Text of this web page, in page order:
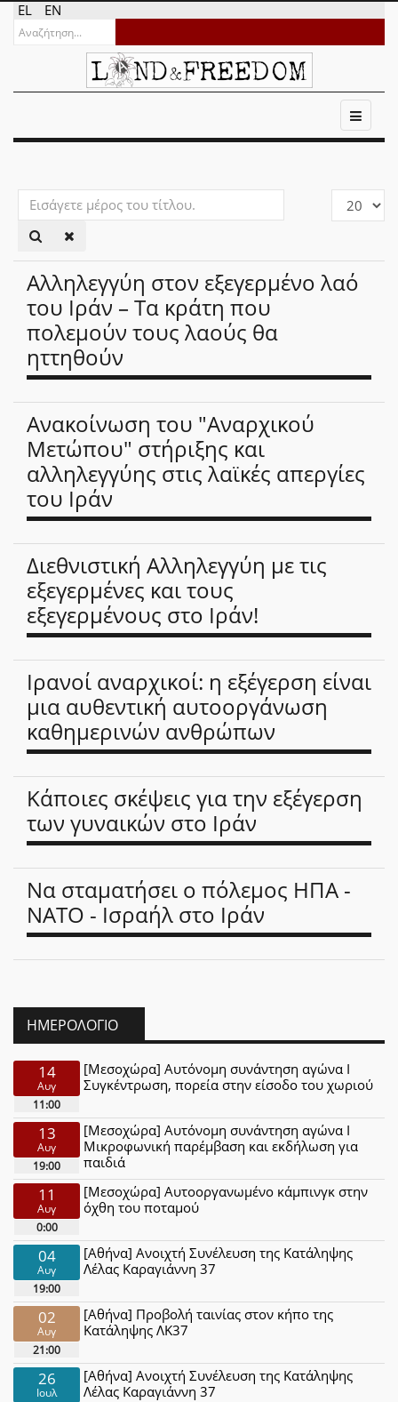
EL EN
Εισάγετε
μέρος
του
τίτλου.
Εμφάνιση
Αλληλεγγύη στον εξεγερμένο λαό
του Ιράν – Τα κράτη που
πολεμούν τους λαούς θα
ηττηθούν
Ανακοίνωση του "Αναρχικού
Μετώπου" στήριξης και
αλληλεγγύης στις λαϊκές απεργίες
του Ιράν
Διεθνιστική Αλληλεγγύη με τις
εξεγερμένες και τους
εξεγερμένους στο Ιράν!
Ιρανοί αναρχικοί: η εξέγερση είναι
μια αυθεντική αυτοοργάνωση
καθημερινών ανθρώπων
Κάποιες σκέψεις για την εξέγερση
των γυναικών στο Ιράν
Να σταματήσει ο πόλεμος ΗΠΑ -
ΝΑΤΟ - Ισραήλ στο Ιράν
ΗΜΕΡΟΛΌΓΙΟ
14
Αυγ
11:00
[Μεσοχώρα] Αυτόνομη συνάντηση αγώνα Ι
Συγκέντρωση, πορεία στην είσοδο του χωριού
13
Αυγ
19:00
[Μεσοχώρα] Αυτόνομη συνάντηση αγώνα Ι
Μικροφωνική παρέμβαση και εκδήλωση για
παιδιά
11
Αυγ
0:00
[Μεσοχώρα] Αυτοοργανωμένο κάμπινγκ στην
όχθη του ποταμού
04
Αυγ
19:00
[Αθήνα] Ανοιχτή Συνέλευση της Κατάληψης
Λέλας Καραγιάννη 37
02
Αυγ
21:00
[Αθήνα] Προβολή ταινίας στον κήπο της
Κατάληψης ΛΚ37
26
Ιουλ
[Αθήνα] Ανοιχτή Συνέλευση της Κατάληψης
Λέλας Καραγιάννη 37